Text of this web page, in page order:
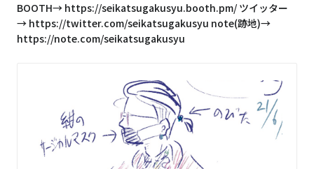
BOOTH→ https://seikatsugakusyu.booth.pm/ ツイッター
→ https://twitter.com/seikatsugakusyu note(跡地)→
https://note.com/seikatsugakusyu